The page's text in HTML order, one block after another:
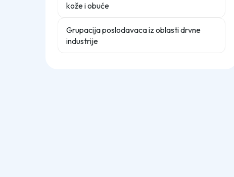
kože i obuće
Grupacija poslodavaca iz oblasti drvne
industrije